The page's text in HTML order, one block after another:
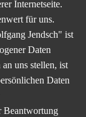
Internetseite.
für uns.
Jendsch" ist
Daten
uns stellen, ist
Daten
Beantwortung